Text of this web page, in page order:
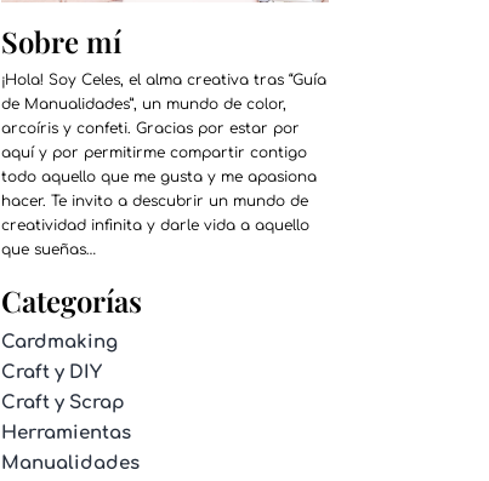
Sobre mí
¡Hola! Soy Celes, el alma creativa tras “Guía
de Manualidades”, un mundo de color,
arcoíris y confeti. Gracias por estar por
aquí y por permitirme compartir contigo
todo aquello que me gusta y me apasiona
hacer. Te invito a descubrir un mundo de
creatividad infinita y darle vida a aquello
que sueñas…
Categorías
Cardmaking
Craft y DIY
Craft y Scrap
Herramientas
Manualidades